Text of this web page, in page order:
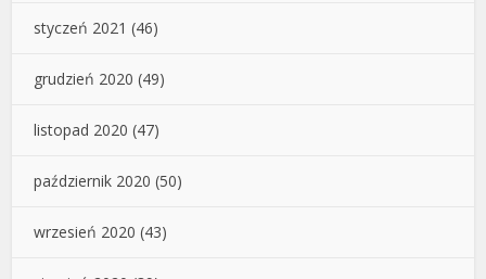
styczeń 2021 (46)
grudzień 2020 (49)
listopad 2020 (47)
październik 2020 (50)
wrzesień 2020 (43)